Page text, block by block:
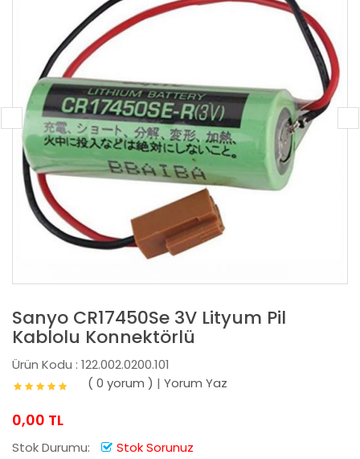
Sanyo CR17450Se 3V Lityum Pil
Kablolu Konnektörlü
Ürün Kodu : 122.002.0200.101
( 0 yorum ) | Yorum Yaz
0,00 TL
Stok Durumu: Stok Sorunuz